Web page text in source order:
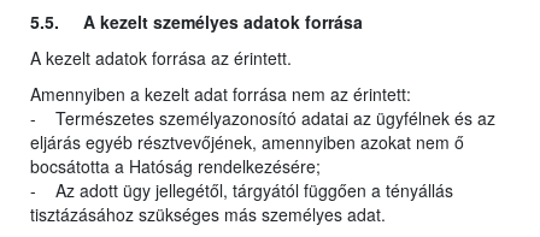
5.5. A kezelt személyes adatok forrása
A kezelt adatok forrása az érintett.
Amennyiben a kezelt adat forrása nem az érintett:
- Természetes személyazonosító adatai az ügyfélnek és az
eljárás egyéb résztvevőjének, amennyiben azokat nem ő
bocsátotta a Hatóság rendelkezésére;
- Az adott ügy jellegétől, tárgyától függően a tényállás
tisztázásához szükséges más személyes adat.